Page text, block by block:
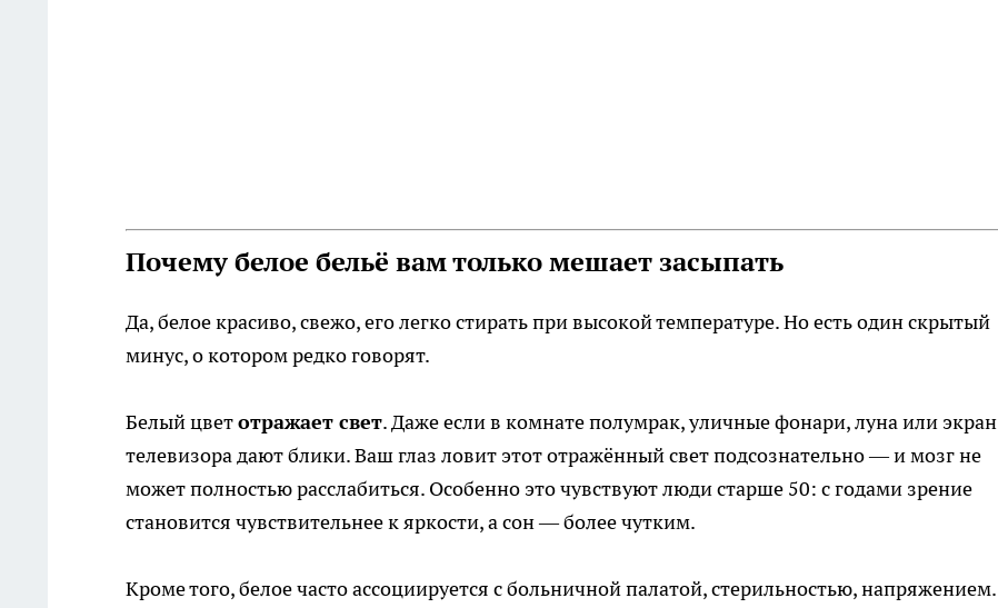
Почему белое бельё вам только мешает засыпать
Да, белое красиво, свежо, его легко стирать при высокой температуре. Но есть один скрытый
минус, о котором редко говорят.
Белый цветотражает свет. Даже если в комнате полумрак, уличные фонари, луна или экран
телевизора дают блики. Ваш глаз ловит этот отражённый свет подсознательно — и мозг не
может полностью расслабиться. Особенно это чувствуют люди старше 50: с годами зрение
становится чувствительнее к яркости, а сон — более чутким.
Кроме того, белое часто ассоциируется с больничной палатой, стерильностью, напряжением.